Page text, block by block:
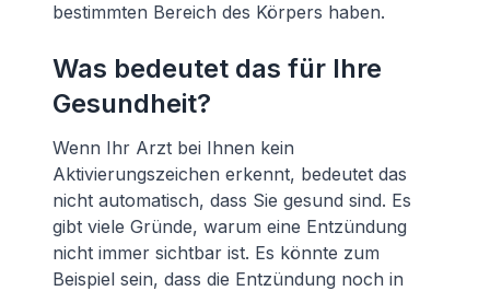
bestimmten Bereich des Körpers haben.
Was bedeutet das für Ihre
Gesundheit?
Wenn Ihr Arzt bei Ihnen kein
Aktivierungszeichen erkennt, bedeutet das
nicht automatisch, dass Sie gesund sind. Es
gibt viele Gründe, warum eine Entzündung
nicht immer sichtbar ist. Es könnte zum
Beispiel sein, dass die Entzündung noch in